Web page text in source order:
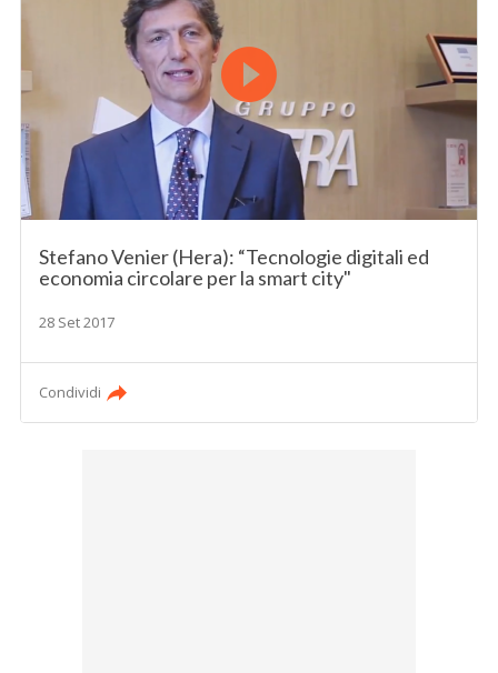
Stefano Venier (Hera): “Tecnologie digitali ed
economia circolare per la smart city"
28 Set 2017
Condividi